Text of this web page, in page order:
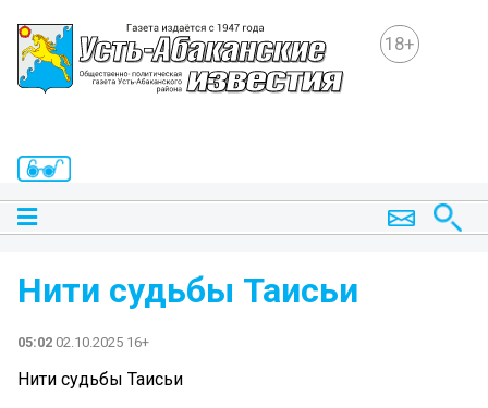
18+
Нити судьбы Таисьи
05:02 02.10.2025 16+
Нити судьбы Таисьи